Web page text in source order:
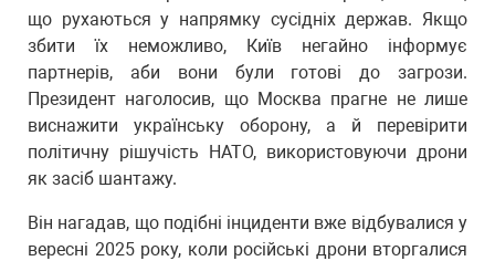
що рухаються у напрямку сусідніх держав. Якщо
збити їх неможливо, Київ негайно інформує
партнерів, аби вони були готові до загрози.
Президент наголосив, що Москва прагне не лише
виснажити українську оборону, а й перевірити
політичну рішучість НАТО, використовуючи дрони
як засіб шантажу.
Він нагадав, що подібні інциденти вже відбувалися у
вересні 2025 року, коли російські дрони вторгалися